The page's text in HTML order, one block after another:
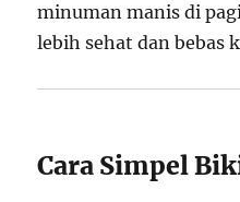
minuman manis di
lebih sehat dan bebas
Cara Simpel